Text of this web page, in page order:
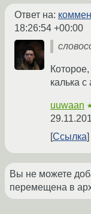
Ответ на:
18:26:54 +00:00
калька
uuwaan
Ссылка
Вы не можете
перемещена в